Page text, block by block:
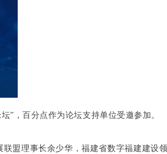
”，百分点作为论坛支持单位受邀参加。
盟理事长余少华，福建省数字福建建设